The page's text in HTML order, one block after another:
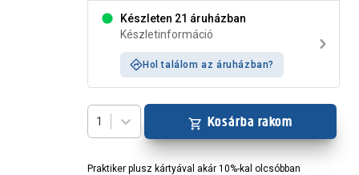
Készleten 21 áruházban
Készletinformáció
Hol találom az áruházban?
1 Kosárba rakom
Praktiker plusz kártyával akár 10%-kal olcsóbban